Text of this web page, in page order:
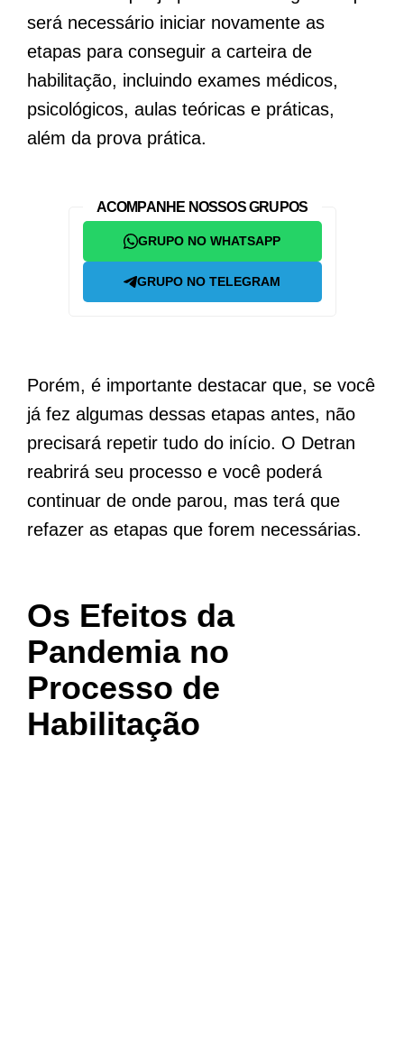
será necessário iniciar novamente as
etapas para conseguir a carteira de
habilitação, incluindo exames médicos,
psicológicos, aulas teóricas e práticas,
além da prova prática.
ACOMPANHE NOSSOS GRUPOS
GRUPO NO WHATSAPP
GRUPO NO TELEGRAM
Porém, é importante destacar que, se você
já fez algumas dessas etapas antes, não
precisará repetir tudo do início. O Detran
reabrirá seu processo e você poderá
continuar de onde parou, mas terá que
refazer as etapas que forem necessárias.
Os Efeitos da
Pandemia no
Processo de
Habilitação